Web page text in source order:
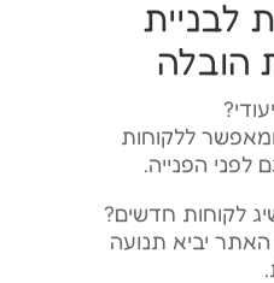
לבניית
הובלה
ללקוחות
הפנייה.
לקוחות חדשים?
האתר יביא תנועה